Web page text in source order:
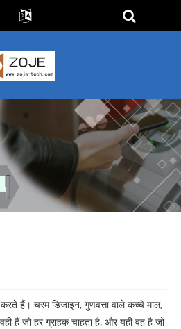
हैं। चरम डिजाइन, गुणवत्ता वाले कच्चे माल,
हैं जो हर ग्राहक चाहता है, और यही वह है जो